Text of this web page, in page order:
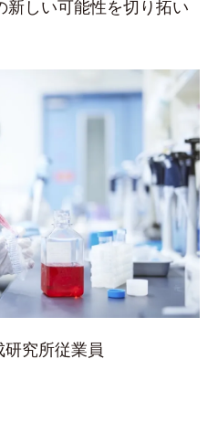
しい可能性を切り拓い
究所従業員